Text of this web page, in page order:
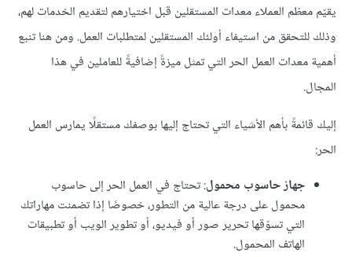
يقيّم معظم العملاء معدات المستقلين قبل اختيارهم لتقديم الخدمات لهم،
وذلك للتحقق من استيفاء أولئك المستقلين لمتطلبات العمل. ومن هنا تنبع
أهمية معدات العمل الحر التي تمثل ميزةً إضافيةً للعاملين في هذا
المجال.
إليك قائمةً بأهم الأشياء التي تحتاج إليها بوصفك مستقلًا يمارس العمل
الحر:
جهاز حاسوب محمول: تحتاج في العمل الحر إلى حاسوب
محمول على درجة عالية من التطور، خصوصًا إذا تضمنت مهاراتك
التي تسوّقها تحرير صور أو فيديو، أو تطوير الويب أو تطبيقات
الهاتف المحمول.